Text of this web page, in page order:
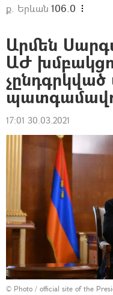
ք. Երևան 106.0
Արմեն
ԱԺ
չընդգրկված
17:01 30.03.2021
© Photo / official site of the